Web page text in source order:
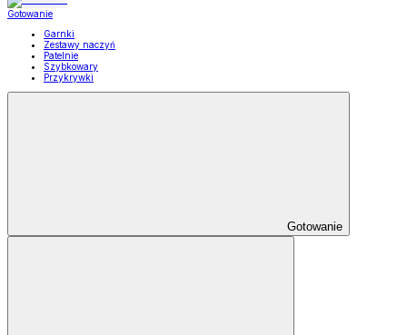
Gotowanie
Garnki
Zestawy naczyń
Patelnie
Szybkowary
Przykrywki
Gotowanie